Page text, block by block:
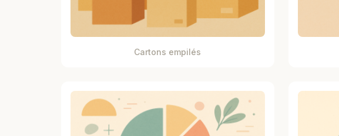
Cartons empilés